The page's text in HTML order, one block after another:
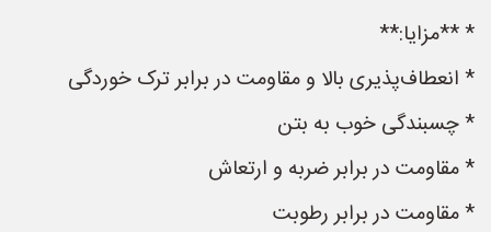
* **مزایا:**
* انعطاف‌پذیری بالا و مقاومت در برابر ترک خوردگی
* چسبندگی خوب به بتن
* مقاومت در برابر ضربه و ارتعاش
* مقاومت در برابر رطوبت